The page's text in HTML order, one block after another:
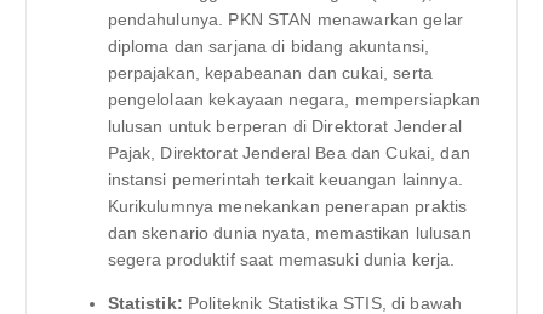
pendahulunya. PKN STAN menawarkan gelar
diploma dan sarjana di bidang akuntansi,
perpajakan, kepabeanan dan cukai, serta
pengelolaan kekayaan negara, mempersiapkan
lulusan untuk berperan di Direktorat Jenderal
Pajak, Direktorat Jenderal Bea dan Cukai, dan
instansi pemerintah terkait keuangan lainnya.
Kurikulumnya menekankan penerapan praktis
dan skenario dunia nyata, memastikan lulusan
segera produktif saat memasuki dunia kerja.
Statistik: Politeknik Statistika STIS, di bawah